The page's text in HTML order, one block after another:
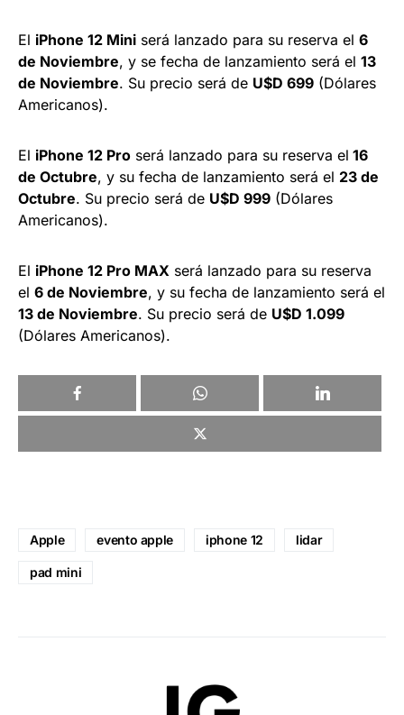
El iPhone 12 Mini será lanzado para su reserva el 6
de Noviembre, y se fecha de lanzamiento será el 13
de Noviembre. Su precio será de U$D 699 (Dólares
Americanos).
El iPhone 12 Pro será lanzado para su reserva el 16
de Octubre, y su fecha de lanzamiento será el 23 de
Octubre. Su precio será de U$D 999 (Dólares
Americanos).
El iPhone 12 Pro MAX será lanzado para su reserva
el 6 de Noviembre, y su fecha de lanzamiento será el
13 de Noviembre. Su precio será de U$D 1.099
(Dólares Americanos).
Apple evento apple iphone 12 lidar
pad mini